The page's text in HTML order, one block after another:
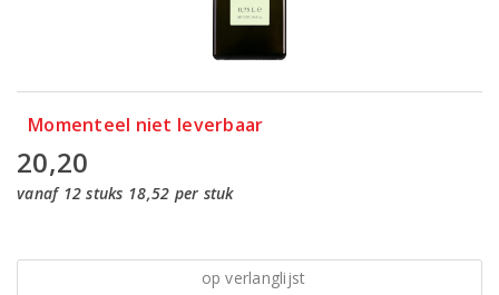
Momenteel niet leverbaar
20,20
vanaf 12 stuks 18,52 per stuk
op verlanglijst